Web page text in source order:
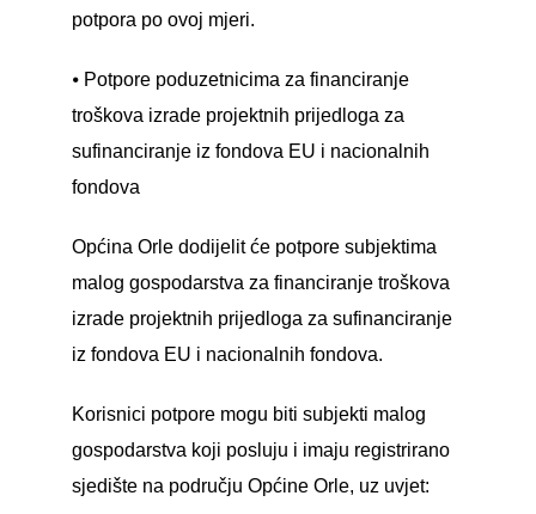
potpora po ovoj mjeri.
⦁ Potpore poduzetnicima za financiranje
troškova izrade projektnih prijedloga za
sufinanciranje iz fondova EU i nacionalnih
fondova
Općina Orle dodijelit će potpore subjektima
malog gospodarstva za financiranje troškova
izrade projektnih prijedloga za sufinanciranje
iz fondova EU i nacionalnih fondova.
Korisnici potpore mogu biti subjekti malog
gospodarstva koji posluju i imaju registrirano
sjedište na području Općine Orle, uz uvjet: